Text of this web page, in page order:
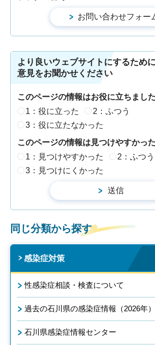
より良いウェブサイトにするため
意見をお聞かせください
このページの情報はお役に立ちまし
1：役に立った
2：ふつう
3：役に立たなかった
このページの情報は見つけやすかっ
1：見つけやすかった
2：ふつう
3：見つけにくかった
同じ分類から探す
感染症対策
性感染症相談・検査について
過去の石川県の感染症情報（2026年）
石川県感染症情報センター